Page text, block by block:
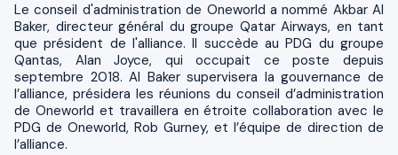
Le conseil d'administration de Oneworld a nommé Akbar Al
Baker, directeur général du groupe Qatar Airways, en tant
que président de l'alliance. Il succède au PDG du groupe
Qantas, Alan Joyce, qui occupait ce poste depuis
septembre 2018. Al Baker supervisera la gouvernance de
l’alliance, présidera les réunions du conseil d’administration
de Oneworld et travaillera en étroite collaboration avec le
PDG de Oneworld, Rob Gurney, et l’équipe de direction de
l’alliance.